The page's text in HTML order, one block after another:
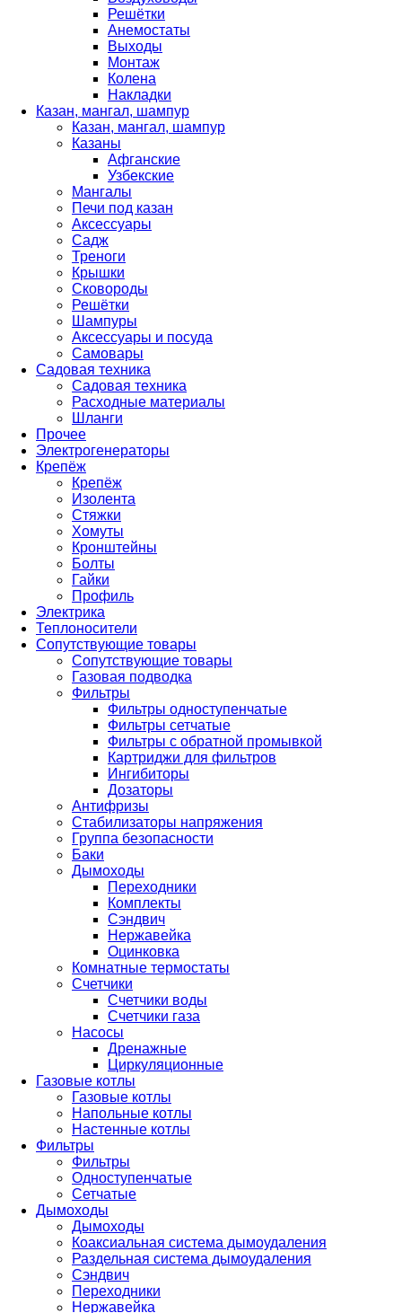
Решётки
Анемостаты
Выходы
Монтаж
Колена
Накладки
Казан, мангал, шампур
Казан, мангал, шампур
Казаны
Афганские
Узбекские
Мангалы
Печи под казан
Аксессуары
Садж
Треноги
Крышки
Сковороды
Решётки
Шампуры
Аксессуары и посуда
Самовары
Садовая техника
Садовая техника
Расходные материалы
Шланги
Прочее
Электрогенераторы
Крепёж
Крепёж
Изолента
Стяжки
Хомуты
Кронштейны
Болты
Гайки
Профиль
Электрика
Теплоносители
Сопутствующие товары
Сопутствующие товары
Газовая подводка
Фильтры
Фильтры одноступенчатые
Фильтры сетчатые
Фильтры с обратной промывкой
Картриджи для фильтров
Ингибиторы
Дозаторы
Антифризы
Стабилизаторы напряжения
Группа безопасности
Баки
Дымоходы
Переходники
Комплекты
Сэндвич
Нержавейка
Оцинковка
Комнатные термостаты
Счетчики
Счетчики воды
Счетчики газа
Насосы
Дренажные
Циркуляционные
Газовые котлы
Газовые котлы
Напольные котлы
Настенные котлы
Фильтры
Фильтры
Одноступенчатые
Сетчатые
Дымоходы
Дымоходы
Коаксиальная система дымоудаления
Раздельная система дымоудаления
Сэндвич
Переходники
Нержавейка